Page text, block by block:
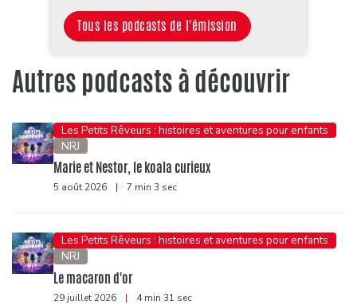
Tous les podcasts de l'émission
Autres podcasts à découvrir
Les Petits Rêveurs : histoires et aventures pour enfants
NRJ
Marie et Nestor, le koala curieux
5 août 2026 | 7 min 3 sec
Les Petits Rêveurs : histoires et aventures pour enfants
NRJ
Le macaron d'or
29 juillet 2026 | 4 min 31 sec